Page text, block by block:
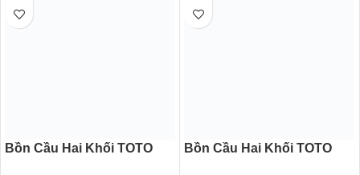
Bồn Cầu Hai Khối TOTO
Bồn Cầu Hai Khối TOTO